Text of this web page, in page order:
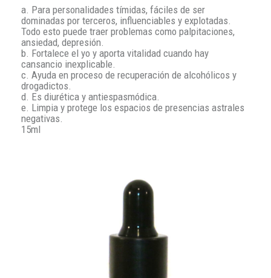
a. Para personalidades tímidas, fáciles de ser
dominadas por terceros, influenciables y explotadas.
Todo esto puede traer problemas como palpitaciones,
ansiedad, depresión.
b. Fortalece el yo y aporta vitalidad cuando hay
cansancio inexplicable.
c. Ayuda en proceso de recuperación de alcohólicos y
drogadictos.
d. Es diurética y antiespasmódica.
e. Limpia y protege los espacios de presencias astrales
negativas.
15ml